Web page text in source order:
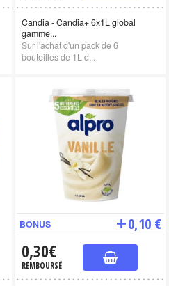
Candia - Candia+ 6x1L global
gamme...
Sur l'achat d'un pack de 6
bouteilles de 1L d...
BONUS 0,10 €
0,30€
REMBOURSÉ